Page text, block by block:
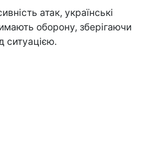
атак, українські
оборону, зберігаючи
ситуацією.